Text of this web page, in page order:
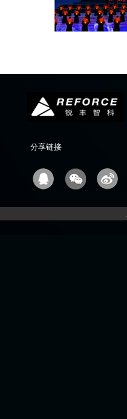
分享链接